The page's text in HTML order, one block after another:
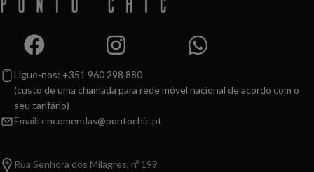
Ligue-nos: +351 960 298 880
(custo de uma chamada para rede móvel nacional de acordo com o
seu tarifário)
Email: encomendas@pontochic.pt
Rua Senhora dos Milagres, nº 199